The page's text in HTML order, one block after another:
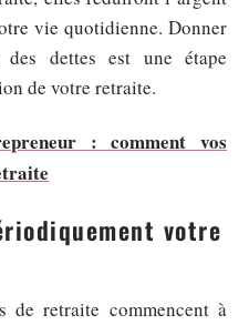
vie quotidienne. Donner
dettes est une étape
de votre retraite.
: comment vos
votre
de retraite commencent à